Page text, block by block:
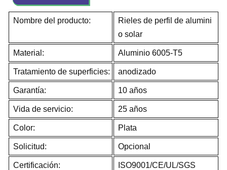
Nombre del producto:
Rieles de perfil de alumini
o solar
Material: Aluminio 6005-T5
Tratamiento de superficies: anodizado
Garantía: 10 años
Vida de servicio: 25 años
Color: Plata
Solicitud: Opcional
Certificación: ISO9001/CE/UL/SGS